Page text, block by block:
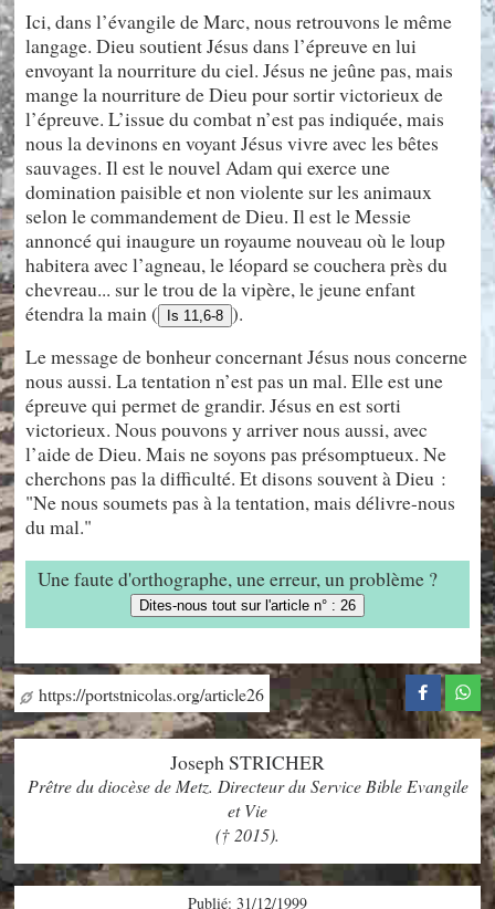
Ici, dans l’évangile de Marc, nous retrouvons le même
langage. Dieu soutient Jésus dans l’épreuve en lui
envoyant la nourriture du ciel. Jésus ne jeûne pas, mais
mange la nourriture de Dieu pour sortir victorieux de
l’épreuve. L’issue du combat n’est pas indiquée, mais
nous la devinons en voyant Jésus vivre avec les bêtes
sauvages. Il est le nouvel Adam qui exerce une
domination paisible et non violente sur les animaux
selon le commandement de Dieu. Il est le Messie
annoncé qui inaugure un royaume nouveau où le loup
habitera avec l’agneau, le léopard se couchera près du
chevreau... sur le trou de la vipère, le jeune enfant
étendra la main (
Is 11,6-8 ).
Le message de bonheur concernant Jésus nous concerne
nous aussi. La tentation n’est pas un mal. Elle est une
épreuve qui permet de grandir. Jésus en est sorti
victorieux. Nous pouvons y arriver nous aussi, avec
l’aide de Dieu. Mais ne soyons pas présomptueux. Ne
cherchons pas la difficulté. Et disons souvent à Dieu :
"Ne nous soumets pas à la tentation, mais délivre-nous
du mal."
Une faute d'orthographe, une erreur, un problème ?
Dites-nous tout sur l'article n° : 26
https://portstnicolas.org/article26
Joseph STRICHER
Prêtre du diocèse de Metz. Directeur du Service Bible Evangile
et Vie
(† 2015).
Publié: 31/12/1999